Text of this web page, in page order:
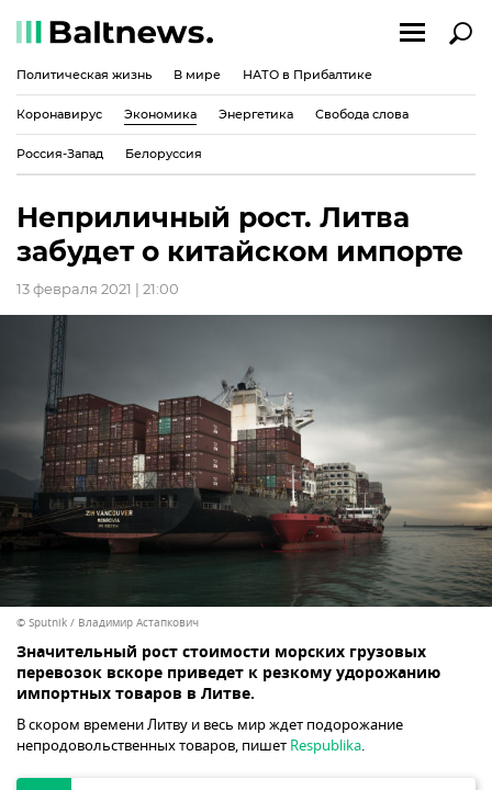
Политическая жизнь В мире НАТО в Прибалтике
Коронавирус Экономика Энергетика Свобода слова
Россия-Запад Белоруссия
Неприличный рост. Литва
забудет о китайском импорте
13 февраля 2021 | 21:00
© Sputnik / Владимир Астапкович
Значительный рост стоимости морских грузовых
перевозок вскоре приведет к резкому удорожанию
импортных товаров в Литве.
В скором времени Литву и весь мир ждет подорожание
непродовольственных товаров, пишет Respublika.